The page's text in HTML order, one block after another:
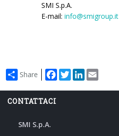
SMI S.p.A.
E-mail: info@smigroup.it
Share Facebook
TwitterLinkedIn
CONTATTACI
SMI S.p.A.